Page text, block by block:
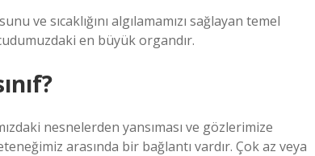
ve sıcaklığını algılamamızı sağlayan temel
en büyük organdır.
nesnelerden yansıması ve gözlerimize
arasında bir bağlantı vardır. Çok az veya